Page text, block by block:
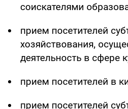
соискателями
прием посетителей
хозяйствования,
деятельность в сфере
прием посетителей в
прием посетителей